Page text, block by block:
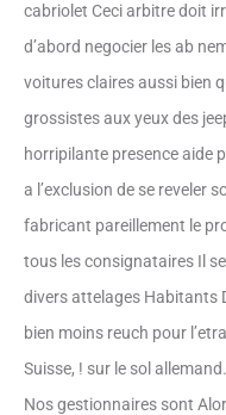
cabriolet Ceci arbitre doit
d’abord negocier les ab
voitures claires aussi bien
grossistes aux yeux des
horripilante presence aide
a l’exclusion de se reveler
fabricant pareillement le
tous les consignataires Il
divers attelages Habitants
bien moins reuch pour
Suisse, ! sur le sol
Nos gestionnaires sont